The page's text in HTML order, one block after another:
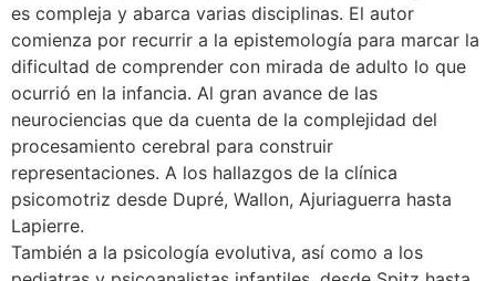
es compleja y abarca varias disciplinas. El autor
comienza por recurrir a la epistemología para marcar la
dificultad de comprender con mirada de adulto lo que
ocurrió en la infancia. Al gran avance de las
neurociencias que da cuenta de la complejidad del
procesamiento cerebral para construir
representaciones. A los hallazgos de la clínica
psicomotriz desde Dupré, Wallon, Ajuriaguerra hasta
Lapierre.
También a la psicología evolutiva, así como a los